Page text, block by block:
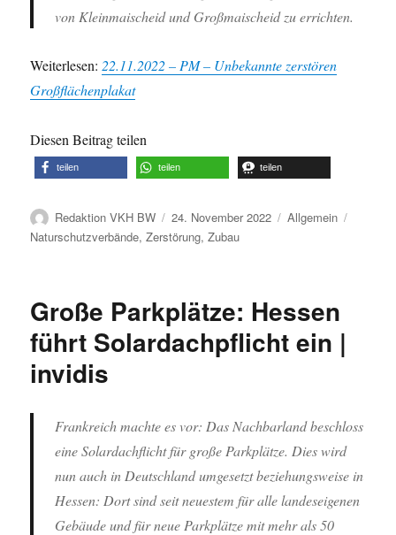
von Kleinmaischeid und Großmaischeid zu errichten.
Weiterlesen: 22.11.2022 – PM – Unbekannte zerstören
Großflächenplakat
Diesen Beitrag teilen
teilen teilen teilen
Autor
Redaktion VKH BW
Veröffentlicht
am
24. November 2022 Kategorien
Allgemein
Naturschutzverbände,Zerstörung,Zubau
Große Parkplätze: Hessen
führt Solardachpflicht ein |
invidis
Frankreich machte es vor: Das Nachbarland beschloss
eine Solardachflicht für große Parkplätze. Dies wird
nun auch in Deutschland umgesetzt beziehungsweise in
Hessen: Dort sind seit neuestem für alle landeseigenen
Gebäude und für neue Parkplätze mit mehr als 50